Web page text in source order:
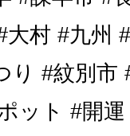
大村 #九州
り #紋別市
ット #開